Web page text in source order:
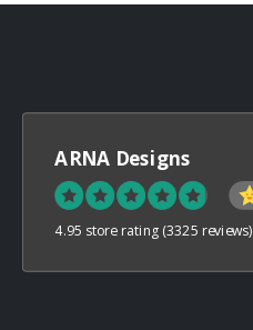
ARNA Designs
4.95 store rating (3325 reviews)